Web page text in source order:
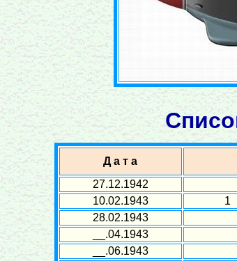
Д а т а
27.12.1942
10.02.1943 1
28.02.1943
__.04.1943
__.06.1943